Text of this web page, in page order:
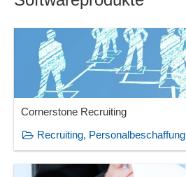
Cornerstone Recruiting
Recruiting, Personalbeschaffung